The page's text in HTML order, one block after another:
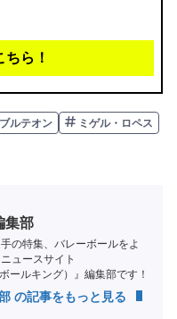
ら！
ルテオン
ミゲル・ロペス
集部
の特集、バレーボールをよ
ュースサイト
ールキング）』編集部です！
の記事をもっと見る